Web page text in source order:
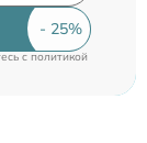
cполитикой